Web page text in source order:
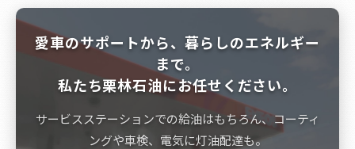
愛車のサポートから、暮らしのエネルギー
まで。
私たち栗林石油にお任せください。
サービスステーションでの給油はもちろん、コーティ
ングや車検、電気に灯油配達も。